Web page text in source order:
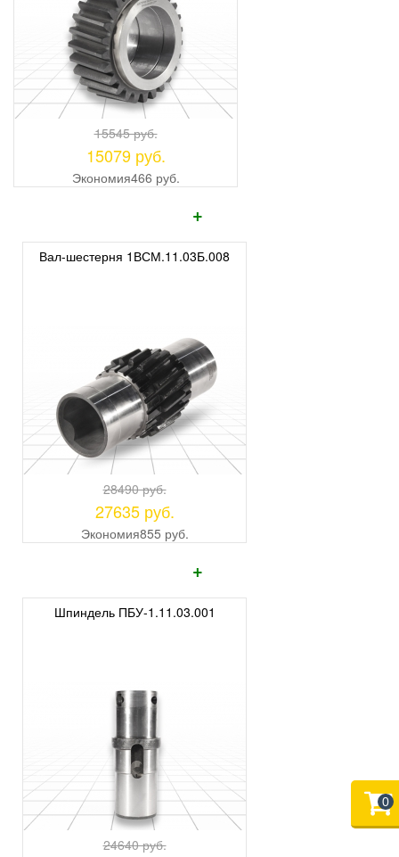
15545 руб.
15079 руб.
Экономия466 руб.
+
Вал-шестерня 1ВСМ.11.03Б.008
28490 руб.
27635 руб.
Экономия855 руб.
+
Шпиндель ПБУ-1.11.03.001
24640 руб.
0